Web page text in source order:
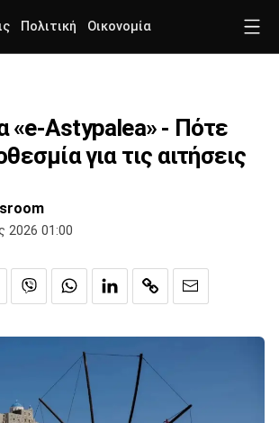
Πολιτική Οικονομία
«e-Astypalea» - Πότε
για τις αιτήσεις
2026 01:00